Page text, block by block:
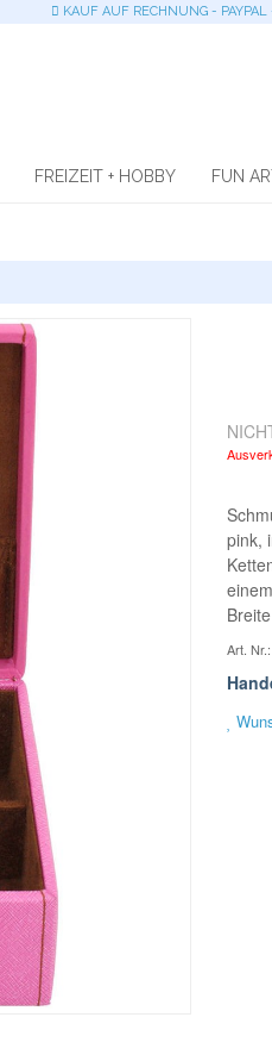
KAUF AUF RECHNUNG - PAYPAL
FREIZEIT + HOBBY FUN
pink,
Art.